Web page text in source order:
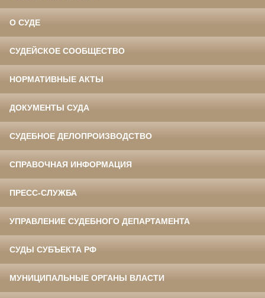
О СУДЕ
СУДЕЙСКОЕ СООБЩЕСТВО
НОРМАТИВНЫЕ АКТЫ
ДОКУМЕНТЫ СУДА
СУДЕБНОЕ ДЕЛОПРОИЗВОДСТВО
СПРАВОЧНАЯ ИНФОРМАЦИЯ
ПРЕСС-СЛУЖБА
УПРАВЛЕНИЕ СУДЕБНОГО ДЕПАРТАМЕНТА
СУДЫ СУБЪЕКТА РФ
МУНИЦИПАЛЬНЫЕ ОРГАНЫ ВЛАСТИ